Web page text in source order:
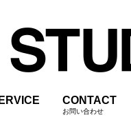
CONTACT
お問い合わせ